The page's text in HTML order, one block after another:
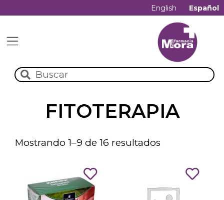
English Español
FITOTERAPIA
Mostrando 1–9 de 16 resultados